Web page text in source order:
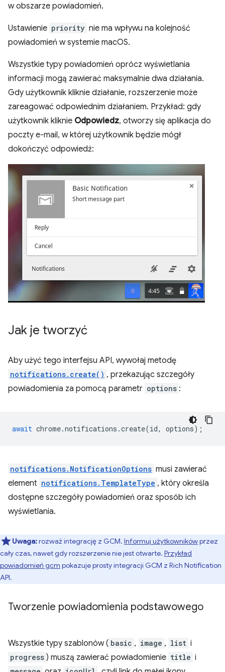
w obszarze powiadomień.
Ustawienie priority nie ma wpływu na kolejność
powiadomień w systemie macOS.
Wszystkie typy powiadomień oprócz wyświetlania
informacji mogą zawierać maksymalnie dwa działania.
Gdy użytkownik kliknie działanie, rozszerzenie może
zareagować odpowiednim działaniem. Przykład: gdy
użytkownik kliknie Odpowiedz, otworzy się aplikacja do
poczty e-mail, w której użytkownik będzie mógł
dokończyć odpowiedź:
Jak je tworzyć
Aby użyć tego interfejsu API, wywołaj metodę
notifications.create() , przekazując szczegóły
powiadomienia za pomocą parametr options :
await chrome.notifications .create(id, options);
notifications.NotificationOptions musi zawierać
element notifications.TemplateType , który określa
dostępne szczegóły powiadomień oraz sposób ich
wyświetlania.
Uwaga:rozważ integrację z GCM. Informuj użytkownikówprzez
cały czas, nawet gdy rozszerzenie nie jest otwarte. Przykład
powiadomień gcm pokazuje prosty integracji GCM z Rich Notification
API.
Tworzenie powiadomienia podstawowego
Wszystkie typy szablonów ( basic , image , list i
progress ) muszą zawierać powiadomienie title i